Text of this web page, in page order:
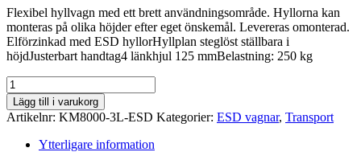
Flexibel hyllvagn med ett brett användningsområde. Hyllorna kan
monteras på olika höjder efter eget önskemål. Levereras omonterad.
Elförzinkad med ESD hyllorHyllplan steglöst ställbara i
höjdJusterbart handtag4 länkhjul 125 mmBelastning: 250 kg
ESD
Bordsvagn
3
plan
mängd
Lägg till i varukorg
Artikelnr: KM8000-3L-ESD Kategorier: ESD vagnar, Transport
Ytterligare information